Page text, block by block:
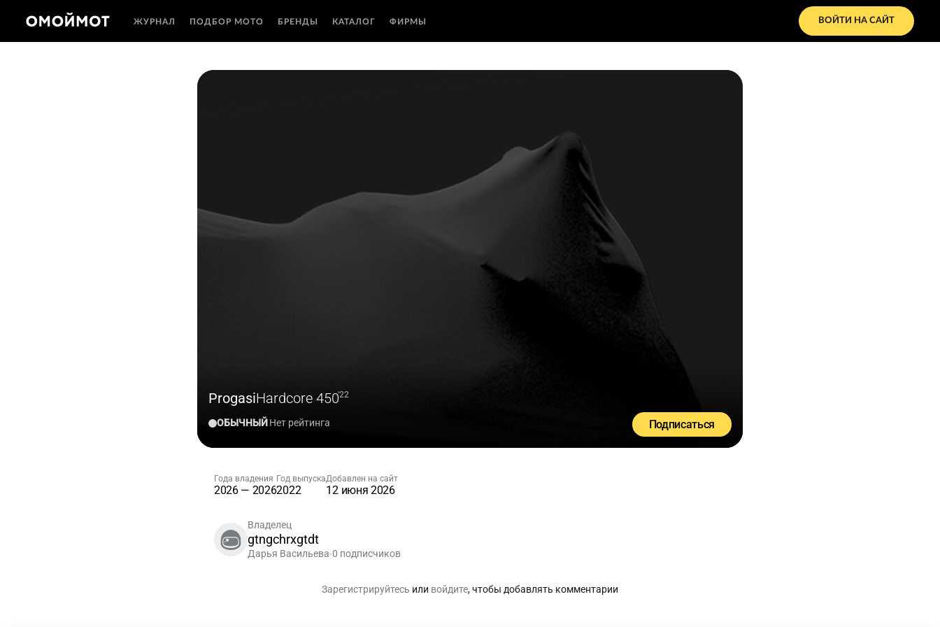
ЖУРНАЛ ПОДБОР МОТО БРЕНДЫ КАТАЛОГ ФИРМЫ ВОЙТИ НА САЙТ
ProgasiHardcore 450'22
ОБЫЧНЫЙНет рейтинга Подписаться
Года владения
2026 — 2026
Год выпуска
2022
Добавлен на сайт
12 июня 2026
Владелец
gtngchrxgtdt
Дарья Васильева•0 подписчиков
Зарегистрируйтесь или войдите, чтобы добавлять комментарии